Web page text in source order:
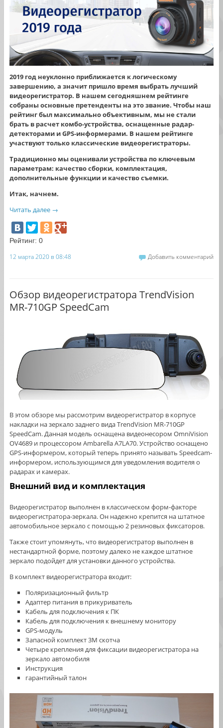
2019 год неуклонно приближается к логическому
завершению, а значит пришло время выбрать лучший
видеорегистратор. В нашем сегодняшнем рейтинге
собраны основные претенденты на это звание. Чтобы наш
рейтинг был максимально объективным, мы не стали
брать в расчет комбо-устройства, оснащенные радар-
детекторами и GPS-информерами. В нашем рейтинге
участвуют только классические видеорегистраторы.
Традиционно мы оценивали устройства по ключевым
параметрам: качество сборки, комплектация,
дополнительные функции и качество съемки.
Итак, начнем.
Читать далее →
Рейтинг: 0
12 марта 2020 в 08:48 Добавить комментарий
Обзор видеорегистратора TrendVision
MR-710GP SpeedCam
В этом обзоре мы рассмотрим видеорегистратор в корпусе
накладки на зеркало заднего вида TrendVision MR-710GP
SpeedCam. Данная модель оснащена видеонесором OmniVision
OV4689 и процессором Ambarella A7LA70. Устройство оснащено
GPS-информером, который теперь принято называть Speedcam-
информером, использующимся для уведомления водителя о
радарах и камерах.
Внешний вид и комплектация
Видеорегистратор выполнен в классическом форм-факторе
видеорегистратора-зеркала. Он надежно крепится на штатное
автомобильное зеркало с помощью 2 резиновых фиксаторов.
Также стоит упомянуть, что видеорегистратор выполнен в
нестандартной форме, поэтому далеко не каждое штатное
зеркало подойдет для установки данного устройства.
В комплект видеорегистратора входит:
Поляризационный фильтр
Адаптер питания в прикуриватель
Кабель для подключения к ПК
Кабель для подключения к внешнему монитору
GPS-модуль
Запасной комплект 3M скотча
Четыре крепления для фиксации видеорегистратора на
зеркало автомобиля
Инструкция
гарантийный талон